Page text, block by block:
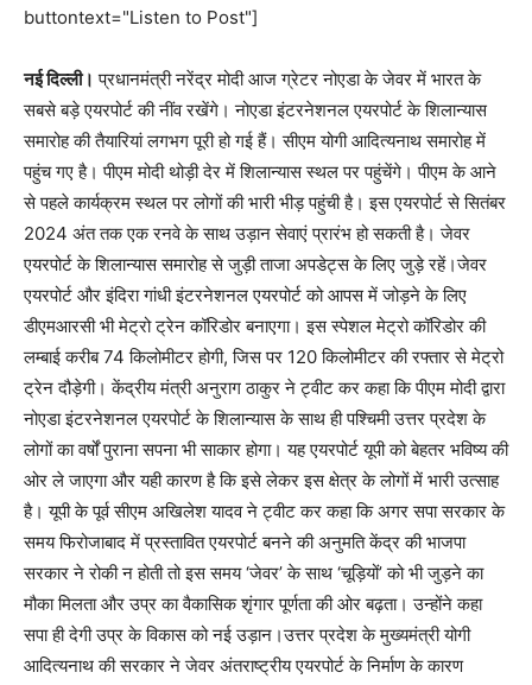
buttontext="Listen to Post"]
नई दिल्ली। प्रधानमंत्री नरेंद्र मोदी आज ग्रेटर नोएडा के जेवर में भारत के
सबसे बड़े एयरपोर्ट की नींव रखेंगे। नोएडा इंटरनेशनल एयरपोर्ट के शिलान्यास
समारोह की तैयारियां लगभग पूरी हो गई हैं। सीएम योगी आदित्यनाथ समारोह में
पहुंच गए है। पीएम मोदी थोड़ी देर में शिलान्यास स्थल पर पहुंचेंगे। पीएम के आने
से पहले कार्यक्रम स्थल पर लोगों की भारी भीड़ पहुंची है। इस एयरपोर्ट से सितंबर
2024 अंत तक एक रनवे के साथ उड़ान सेवाएं प्रारंभ हो सकती है। जेवर
एयरपोर्ट के शिलान्‍यास समारोह से जुड़ी ताजा अपडेट्स के लिए जुड़े रहें।जेवर
एयरपोर्ट और इंदिरा गांधी इंटरनेशनल एयरपोर्ट को आपस में जोड़ने के लिए
डीएमआरसी भी मेट्रो ट्रेन कॉरिडोर बनाएगा। इस स्पेशल मेट्रो कॉरिडोर की
लम्बाई करीब 74 किलोमीटर होगी, जिस पर 120 किलोमीटर की रफ्तार से मेट्रो
ट्रेन दौड़ेगी। केंद्रीय मंत्री अनुराग ठाकुर ने ट्वीट कर कहा कि पीएम मोदी द्वारा
नोएडा इंटरनेशनल एयरपोर्ट के शिलान्यास के साथ ही पश्चिमी उत्तर प्रदेश के
लोगों का वर्षों पुराना सपना भी साकार होगा। यह एयरपोर्ट यूपी को बेहतर भविष्य की
ओर ले जाएगा और यही कारण है कि इसे लेकर इस क्षेत्र के लोगों में भारी उत्साह
है। यूपी के पूर्व सीएम अखिलेश यादव ने ट्वीट कर कहा कि अगर सपा सरकार के
समय फिरोजाबाद में प्रस्तावित एयरपोर्ट बनने की अनुमति केंद्र की भाजपा
सरकार ने रोकी न होती तो इस समय ‘जेवर’ के साथ ‘चूड़ियों’ को भी जुड़ने का
मौका मिलता और उप्र का वैकासिक शृंगार पूर्णता की ओर बढ़ता। उन्होंने कहा
सपा ही देगी उप्र के विकास को नई उड़ान।उत्तर प्रदेश के मुख्यमंत्री योगी
आदित्यनाथ की सरकार ने जेवर अंतराष्ट्रीय एयरपोर्ट के निर्माण के कारण